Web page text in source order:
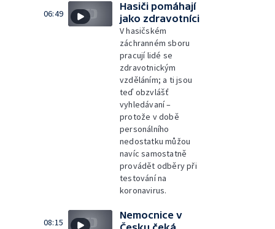
06:49
Hasiči pomáhají
jako zdravotníci
V hasičském
záchranném sboru
pracují lidé se
zdravotnickým
vzděláním; a ti jsou
teď obzvlášť
vyhledávaní –
protože v době
personálního
nedostatku můžou
navíc samostatně
provádět odběry při
testování na
koronavirus.
08:15
Nemocnice v